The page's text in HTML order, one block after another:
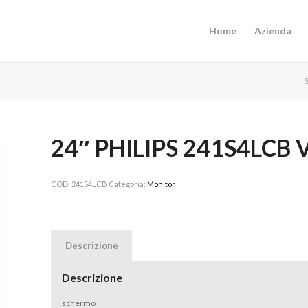
Home Azienda
24″ PHILIPS 241S4LCB
COD: 241S4LCB Categoria: Monitor
Descrizione
Descrizione
schermo